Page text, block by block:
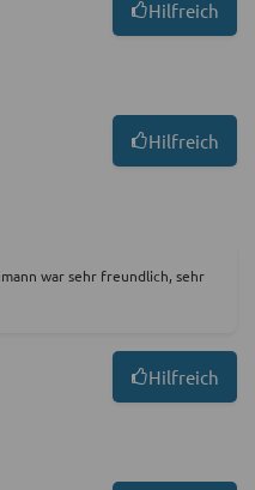
Hilfreich
Hilfreich
war sehr freundlich, sehr
Hilfreich